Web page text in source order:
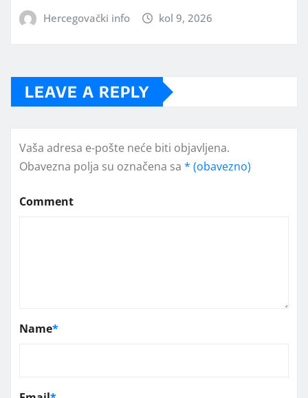
Hercegovački info kol 9, 2026
LEAVE A REPLY
Vaša adresa e-pošte neće biti objavljena.
Obavezna polja su označena sa * (obavezno)
Comment
Name*